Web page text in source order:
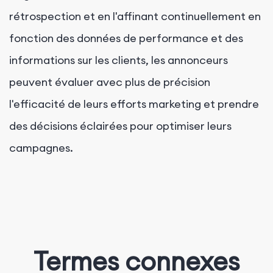
rétrospection et en l'affinant continuellement en
fonction des données de performance et des
informations sur les clients, les annonceurs
peuvent évaluer avec plus de précision
l'efficacité de leurs efforts marketing et prendre
des décisions éclairées pour optimiser leurs
campagnes.
Termes connexes